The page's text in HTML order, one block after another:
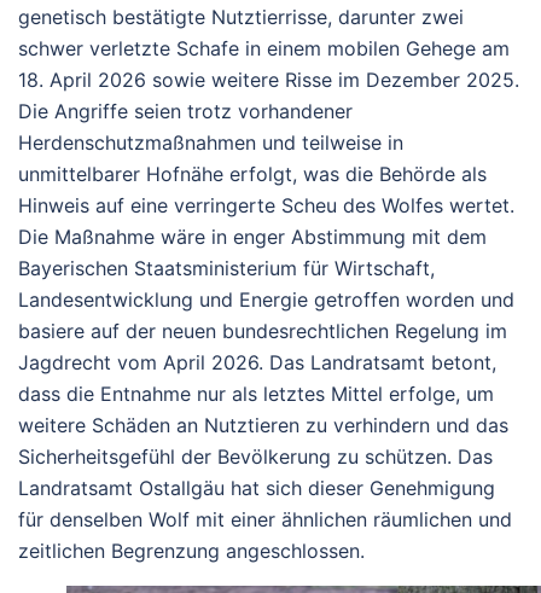
genetisch bestätigte Nutztierrisse, darunter zwei
schwer verletzte Schafe in einem mobilen Gehege am
18. April 2026 sowie weitere Risse im Dezember 2025.
Die Angriffe seien trotz vorhandener
Herdenschutzmaßnahmen und teilweise in
unmittelbarer Hofnähe erfolgt, was die Behörde als
Hinweis auf eine verringerte Scheu des Wolfes wertet.
Die Maßnahme wäre in enger Abstimmung mit dem
Bayerischen Staatsministerium für Wirtschaft,
Landesentwicklung und Energie getroffen worden und
basiere auf der neuen bundesrechtlichen Regelung im
Jagdrecht vom April 2026. Das Landratsamt betont,
dass die Entnahme nur als letztes Mittel erfolge, um
weitere Schäden an Nutztieren zu verhindern und das
Sicherheitsgefühl der Bevölkerung zu schützen. Das
Landratsamt Ostallgäu hat sich dieser Genehmigung
für denselben Wolf mit einer ähnlichen räumlichen und
zeitlichen Begrenzung angeschlossen.